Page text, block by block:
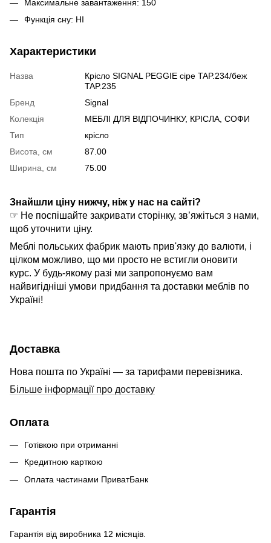
Максимальне завантаження: 150
Функція сну: НІ
Характеристики
Назва
Крісло SIGNAL PEGGIE сіре TAP.234/беж
TAP.235
Бренд
Signal
Колекція
МЕБЛІ ДЛЯ ВІДПОЧИНКУ, КРІСЛА, СОФИ
Тип
крісло
Висота, см
87.00
Ширина, см
75.00
Знайшли ціну нижчу, ніж у нас на сайті?
☞ Не поспішайте закривати сторінку, зв’яжіться з нами,
щоб уточнити ціну.
Меблі польських фабрик мають прив'язку до валюти, і
цілком можливо, що ми просто не встигли оновити
курс. У будь-якому разі ми запропонуємо вам
найвигідніші умови придбання та доставки меблів по
Україні!
Доставка
Нова пошта по Україні — за тарифами перевізника.
Більше інформації про доставку
Оплата
Готівкою при отриманні
Кредитною карткою
Оплата частинами ПриватБанк
Гарантія
Гарантія від виробника 12 місяців.